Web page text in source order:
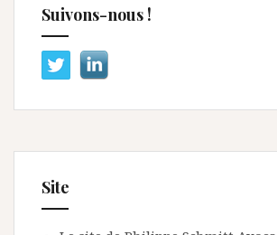
Suivons-nous !
Site